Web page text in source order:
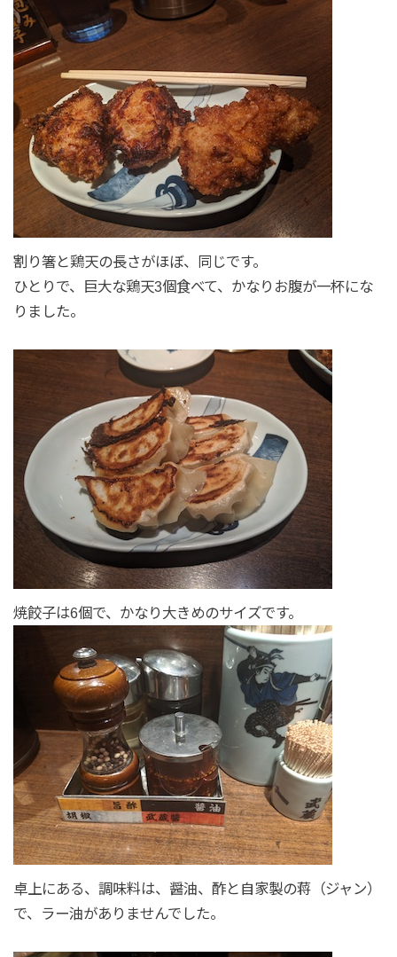
割り箸と鶏天の長さがほぼ、同じです。
ひとりで、巨大な鶏天3個食べて、かなりお腹が一杯にな
りました。
焼餃子は6個で、かなり大きめのサイズです。
卓上にある、調味料は、醤油、酢と自家製の蒋（ジャン）
で、ラー油がありませんでした。